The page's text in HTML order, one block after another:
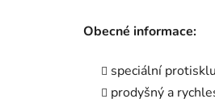
Obecné informace:
speciální
prodyšný a